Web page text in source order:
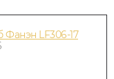
LF306-17